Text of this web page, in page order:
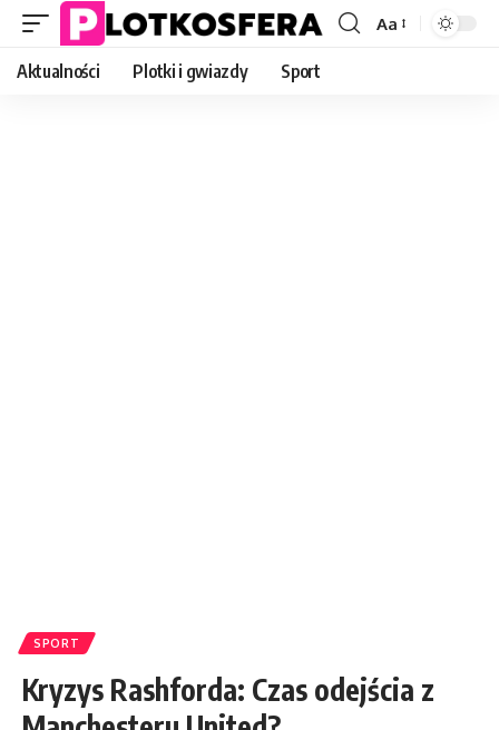
Font
Aa
Aktualności Plotki i gwiazdy Sport
SPORT
Kryzys Rashforda: Czas odejścia z